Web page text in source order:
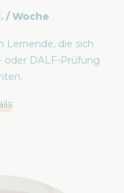
/ Woche
Lernende, die sich
oder DALF-Prüfung